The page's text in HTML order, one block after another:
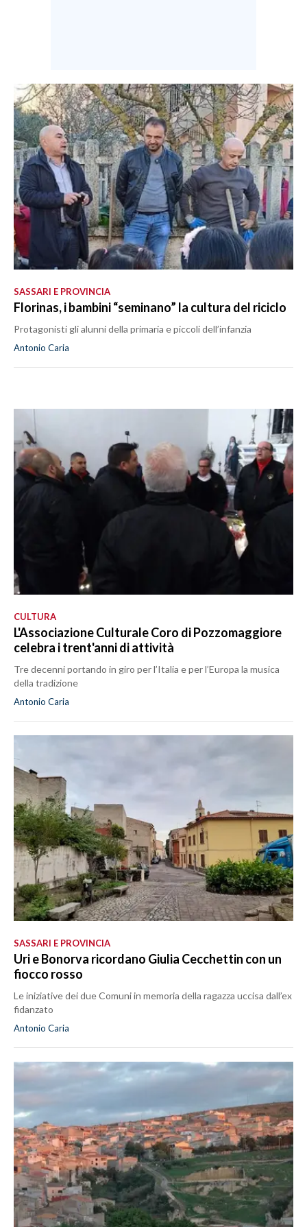
SASSARI E PROVINCIA
Florinas, i bambini “seminano” la cultura del riciclo
Protagonisti gli alunni della primaria e piccoli dell’infanzia
Antonio Caria
CULTURA
L'Associazione Culturale Coro di Pozzomaggiore
celebra i trent'anni di attività
Tre decenni portando in giro per l’Italia e per l’Europa la musica
della tradizione
Antonio Caria
SASSARI E PROVINCIA
Uri e Bonorva ricordano Giulia Cecchettin con un
fiocco rosso
Le iniziative dei due Comuni in memoria della ragazza uccisa dall’ex
fidanzato
Antonio Caria